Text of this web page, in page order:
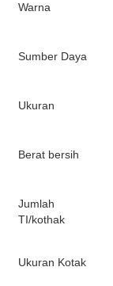
Warna
Sumber Daya
Ukuran
Berat bersih
Jumlah
TI/kothak
Ukuran Kotak